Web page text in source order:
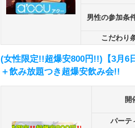
男性の参加条
こだわり
(女性限定!!超爆安800円!!)【3月6
＋飲み放題つき超爆安飲み会!!
開
パーテ